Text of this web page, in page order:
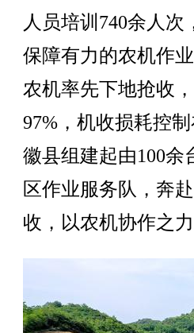
人员培训740余人
保障有力的农机作
农机率先下地抢收
97%，机收损耗控
徽县组建起由100余
区作业服务队，奔
收，以农机协作之